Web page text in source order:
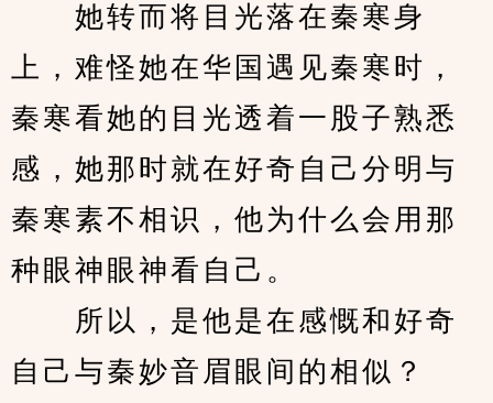
她转而将目光落在秦寒身
上，难怪她在华国遇见秦寒时，
秦寒看她的目光透着一股子熟悉
感，她那时就在好奇自己分明与
秦寒素不相识，他为什么会用那
种眼神眼神看自己。
所以，是他是在感慨和好奇
自己与秦妙音眉眼间的相似？